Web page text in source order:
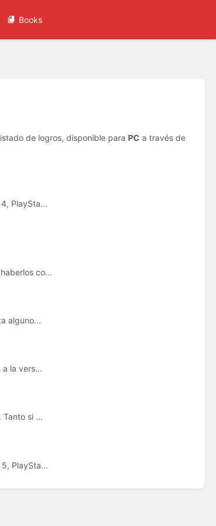
Books
de logros, disponible para PC a través de
PlaySta...
co...
alguno...
la vers...
Tanto si ...
PlaySta...